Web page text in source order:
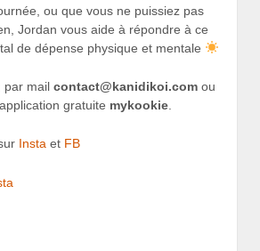
ou que vous ne puissiez pas
Jordan vous aide à répondre à ce
de dépense physique et mentale
par mail contact@kanidikoi.com ou
gratuite mykookie
Insta et FB